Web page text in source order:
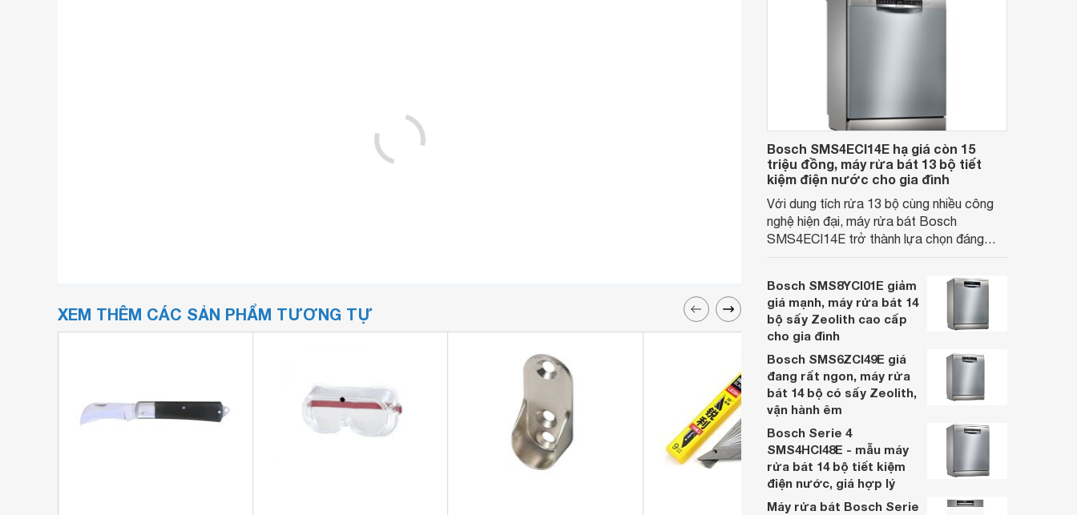
XEM THÊM CÁC SẢN PHẨM TƯƠNG TỰ
Bosch SMS4ECI14E hạ giá còn 15
triệu đồng, máy rửa bát 13 bộ tiết
kiệm điện nước cho gia đình
Với dung tích rửa 13 bộ cùng nhiều công
nghệ hiện đại, máy rửa bát Bosch
SMS4ECI14E trở thành lựa chọn đáng
chỉnh giảm sâu.
Bosch SMS8YCI01E giảm
giá mạnh, máy rửa bát 14
bộ sấy Zeolith cao cấp
cho gia đình
Bosch SMS6ZCI49E giá
đang rất ngon, máy rửa
bát 14 bộ có sấy Zeolith,
vận hành êm
Bosch Serie 4
SMS4HCI48E - mẫu máy
rửa bát 14 bộ tiết kiệm
điện nước, giá hợp lý
Máy rửa bát Bosch Serie